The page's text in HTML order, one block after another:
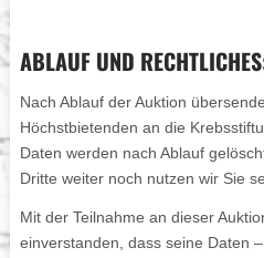
ABLAUF UND
Nach Ablauf der Auktion
Höchstbietenden an die
Daten werden nach Ablauf
Dritte weiter noch nutzen wir Sie
Mit der Teilnahme an dieser
einverstanden, dass seine Daten